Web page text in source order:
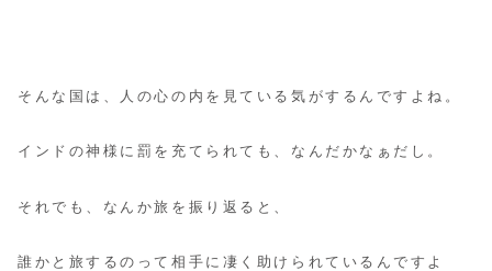
そんな国は、人の心の内を見ている気がするんですよね。
インドの神様に罰を充てられても、なんだかなぁだし。
それでも、なんか旅を振り返ると、
誰かと旅するのって相手に凄く助けられているんですよ